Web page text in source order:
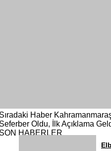
Haber
Oldu, İlk Açıklama
HABERLER